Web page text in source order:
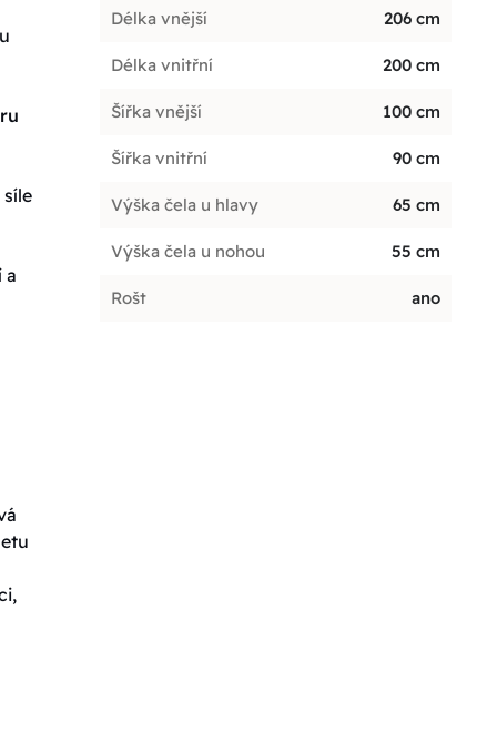
a
Délka vnější 206 cm
Délka vnitřní 200 cm
Šířka vnější 100 cm
Šířka vnitřní 90 cm
Výška čela u hlavy 65 cm
Výška čela u nohou 55 cm
Rošt ano